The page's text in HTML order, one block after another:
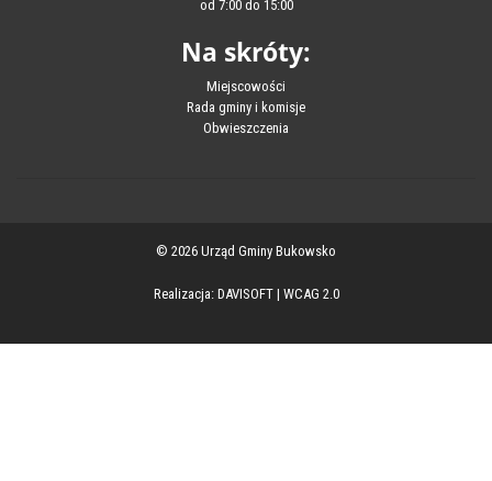
od 7:00 do 15:00
Na skróty:
Miejscowości
Rada gminy i komisje
Obwieszczenia
© 2026 Urząd Gminy Bukowsko
Realizacja: DAVISOFT| WCAG 2.0